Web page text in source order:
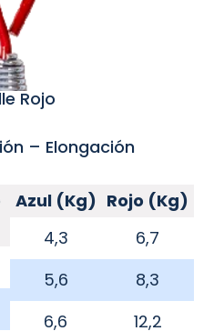
Rojo
– Elongación
Azul (Kg)
4,3
5,6
6,6
Rojo (Kg)
6,7
8,3
12,2